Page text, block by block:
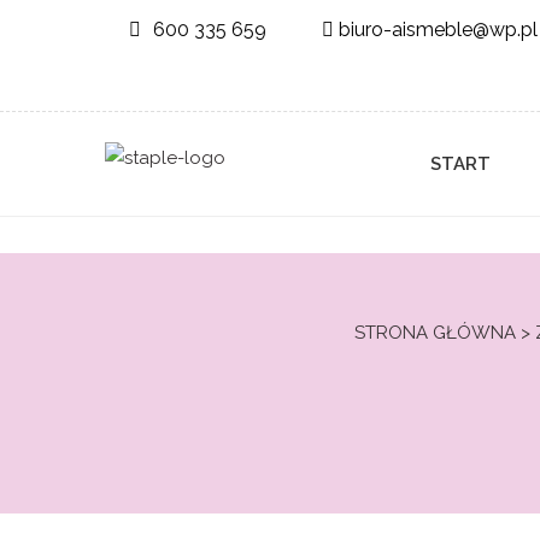
600 335 659 biuro-aismeble@wp.pl
START
STRONA GŁÓWNA >